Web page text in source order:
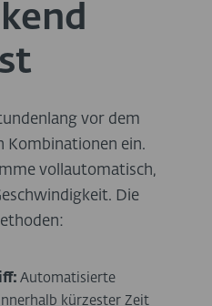
vor dem
Kombinationen ein.
vollautomatisch,
Die
Automatisierte
kürzester Zeit